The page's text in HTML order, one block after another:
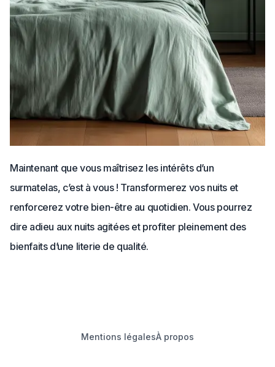
Maintenant que vous maîtrisez les intérêts d’un
surmatelas, c’est à vous ! Transformerez vos nuits et
renforcerez votre bien-être au quotidien. Vous pourrez
dire adieu aux nuits agitées et profiter pleinement des
bienfaits d’une literie de qualité.
Mentions légalesÀ propos